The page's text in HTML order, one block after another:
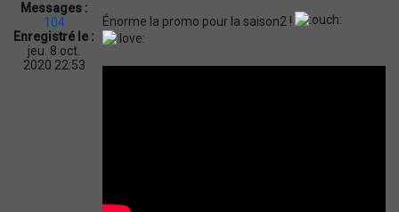
Messages :
104
Enregistré le :
jeu. 8 oct.
2020 22:53
i
o
n
Énorme la promo pour la saison2 !